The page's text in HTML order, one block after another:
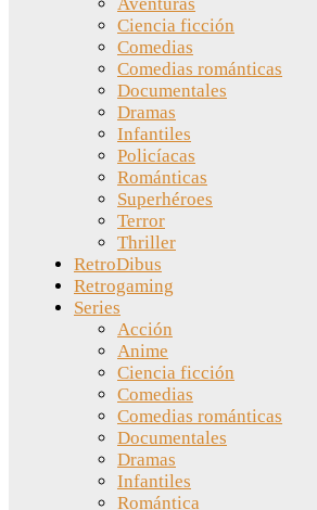
Ciencia ficción
Comedias
Comedias románticas
Documentales
Dramas
Infantiles
Policíacas
Románticas
Superhéroes
Terror
Thriller
RetroDibus
Retrogaming
Series
Acción
Anime
Ciencia ficción
Comedias
Comedias románticas
Documentales
Dramas
Infantiles
Romántica